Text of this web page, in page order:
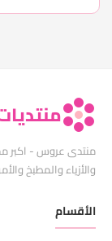
منتدى عروس - اكبر
والأزياء والمطبخ
الأقسام